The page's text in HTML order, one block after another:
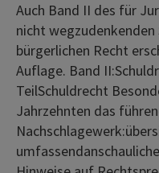
Auch Band II des für
nicht
bürgerlichen Recht
Auflage. Band
TeilSchuldrecht
Jahrzehnten das